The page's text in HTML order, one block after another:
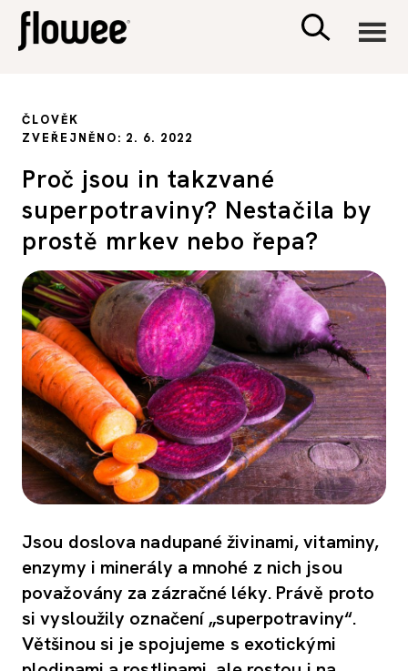
PSYCHOLOGIE
SEX A VZTAHY
PORADNA
ČLOVĚK
ZVEŘEJNĚNO: 2. 6. 2022
Proč jsou in takzvané
superpotraviny? Nestačila by
prostě mrkev nebo řepa?
Jsou doslova nadupané živinami, vitaminy,
enzymy i minerály a mnohé z nich jsou
považovány za zázračné léky. Právě proto
si vysloužily označení „superpotraviny“.
Většinou si je spojujeme s exotickými